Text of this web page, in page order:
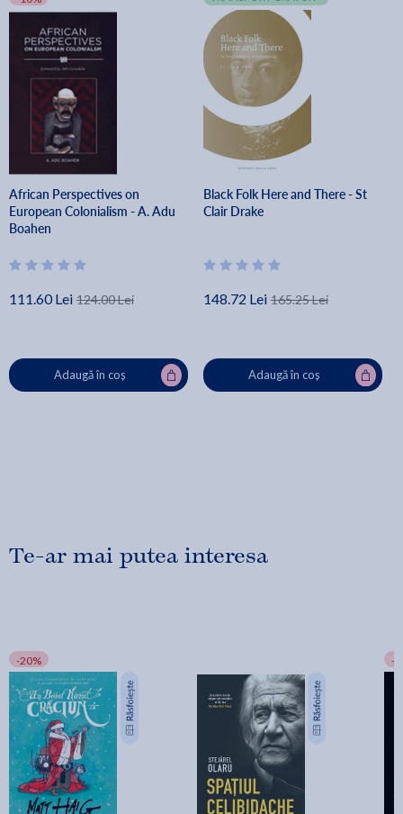
African Perspectives on
European Colonialism - A. Adu
Boahen
111.60 Lei 124.00 Lei
Adaugă în coș
Black Folk Here and There - St
Clair Drake
148.72 Lei 165.25 Lei
Adaugă în coș
Te-ar mai putea interesa
-20% -